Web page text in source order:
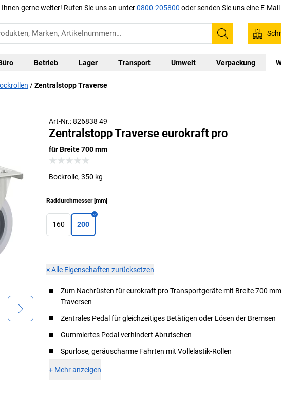
Ihnen gerne weiter! Rufen Sie uns an unter0800-205800 oder senden Sie uns eine E-
Suchen
Betrieb Lager Transport Umwelt Verpackung
Zentralstopp Traverse
Art-Nr.: 826838 49
Zentralstopp Traverse eurokraft pro
für Breite 700 mm
Bockrolle, 350 kg
Raddurchmesser[mm]
160 200
×Alle Eigenschaften zurücksetzen
Zum Nachrüsten für eurokraft pro Transportgeräte mit Breite 700
Traversen
Zentrales Pedal für gleichzeitiges Betätigen oder Lösen der Bremsen
Gummiertes Pedal verhindert Abrutschen
Spurlose, geräuscharme Fahrten mit Vollelastik-Rollen
+ Mehr anzeigen